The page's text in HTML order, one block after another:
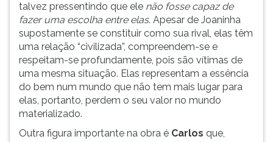
talvez pressentindo que ele não fosse capaz de
fazer uma escolha entre elas. Apesar de Joaninha
supostamente se constituir como sua rival, elas têm
uma relação “civilizada”, compreendem-se e
respeitam-se profundamente, pois são vítimas de
uma mesma situação. Elas representam a essência
do bem num mundo que não tem mais lugar para
elas, portanto, perdem o seu valor no mundo
materializado.
Outra figura importante na obra é Carlos que,